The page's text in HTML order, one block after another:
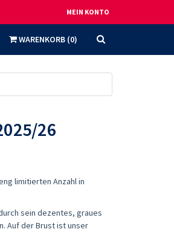
MEIN KONTO
WARENKORB (0)
26
limitierten Anzahl in
sein dezentes, graues
Auf der Brust ist unser